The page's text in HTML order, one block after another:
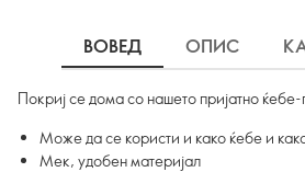
ВОВЕД ОПИС
Покриј се дома со нашето пријатно
Може да се користи и како ќебе и
Мек, удобен материјал